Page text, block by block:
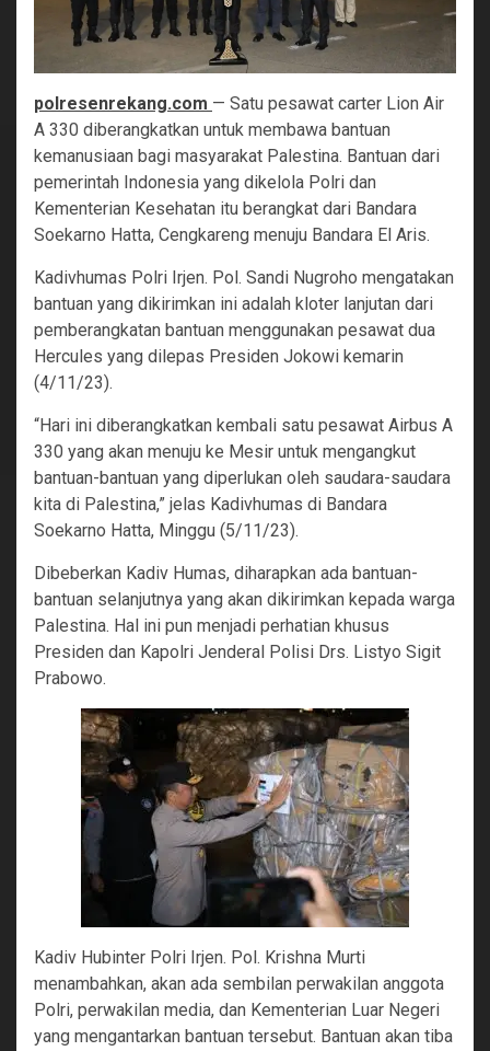
polresenrekang.com — Satu pesawat carter Lion Air
A 330 diberangkatkan untuk membawa bantuan
kemanusiaan bagi masyarakat Palestina. Bantuan dari
pemerintah Indonesia yang dikelola Polri dan
Kementerian Kesehatan itu berangkat dari Bandara
Soekarno Hatta, Cengkareng menuju Bandara El Aris.
Kadivhumas Polri Irjen. Pol. Sandi Nugroho mengatakan
bantuan yang dikirimkan ini adalah kloter lanjutan dari
pemberangkatan bantuan menggunakan pesawat dua
Hercules yang dilepas Presiden Jokowi kemarin
(4/11/23).
“Hari ini diberangkatkan kembali satu pesawat Airbus A
330 yang akan menuju ke Mesir untuk mengangkut
bantuan-bantuan yang diperlukan oleh saudara-saudara
kita di Palestina,” jelas Kadivhumas di Bandara
Soekarno Hatta, Minggu (5/11/23).
Dibeberkan Kadiv Humas, diharapkan ada bantuan-
bantuan selanjutnya yang akan dikirimkan kepada warga
Palestina. Hal ini pun menjadi perhatian khusus
Presiden dan Kapolri Jenderal Polisi Drs. Listyo Sigit
Prabowo.
Kadiv Hubinter Polri Irjen. Pol. Krishna Murti
menambahkan, akan ada sembilan perwakilan anggota
Polri, perwakilan media, dan Kementerian Luar Negeri
yang mengantarkan bantuan tersebut. Bantuan akan tiba